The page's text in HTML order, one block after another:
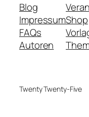
Blog
Impressum
FAQs
Autoren
Shop
Twenty Twenty-Five